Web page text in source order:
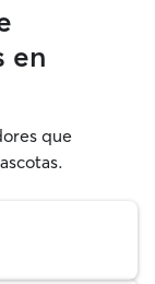
en
que